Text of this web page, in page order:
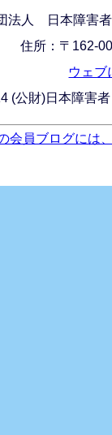
法人 日本障害
住所：〒162-
ウェブ
(公財)日本障害
会員ブログには